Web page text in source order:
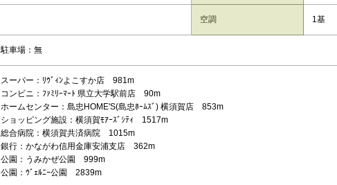
空調 1基
駐車場：無
スーパー：ﾘｳﾞｨﾝよこすか店 981m
コンビニ：ﾌｧﾐﾘｰﾏｰﾄ 県立大学駅前店 90m
ホームセンター：島忠HOME'S(島忠ﾎｰﾑｽﾞ) 横須賀店 853m
ショッピング施設：横須賀ﾓｱｰｽﾞｼﾃｨ 1517m
総合病院：横須賀共済病院 1015m
銀行：かながわ信用金庫安浦支店 362m
公園：うみかぜ公園 999m
公園：ｳﾞｪﾙﾆｰ公園 2839m